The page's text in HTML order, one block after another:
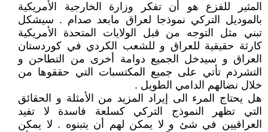
المثير للفزع هو أن تفكر وزارة الخارجية الأمريكية
بالموديل التركي نموذجا لعراق مابعد صدام . سيشكل
تبني مثل التوجه من قبل الولايات المتحدة الأمريكية
كارثة حقيقية للعراق و للشعب الكردي في كوردستان
العراق و سيدخل الجميع دوامة أخرى من التطاحن و
التشرذم تأتي على جميع المكتسبات التي حققوها من
خلال نضالهم الدامي الطويل .
هل يحتاج المرء الى إيراد المزيد من الأمثلة و الحقائق
التي تظهر النموذج التركي كسلعة فاسدة لا تفيد
العراقيين في شئ و لا يمكن لهم أن يتبنوه . لا يمكن